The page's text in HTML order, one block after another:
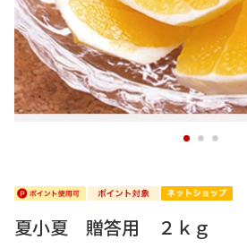
1 2 3
夏小夏 贈答用 ２ｋｇ